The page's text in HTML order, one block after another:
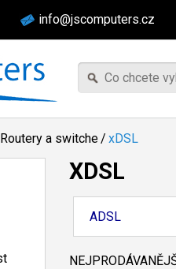
info@jscomputers.cz
Routery a switche/ xDSL
XDSL
ADSL